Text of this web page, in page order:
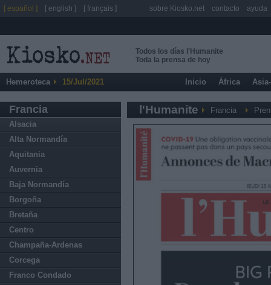
Todos los días l'Humanite
Toda la prensa de hoy
Hemeroteca 15/Jul/2021 Inicio África
Francia
Alsacia
Alta Normandía
Aquitania
Auvernia
Baja Normandía
Borgoña
Bretaña
Centro
Champaña-Ardenas
Corcega
Franco Condado
l'Humanite Francia
[ español ] [ english ] [ français ] sobre Kiosko.net contacto ayuda